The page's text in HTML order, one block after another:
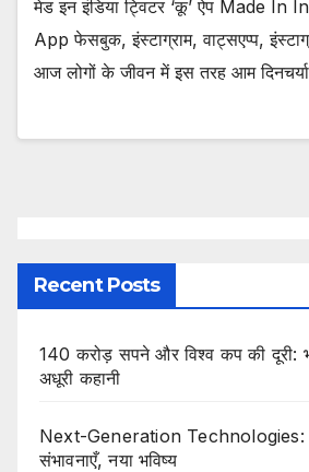
मेड इन इंडिया ट्विटर ‘कू’ ऐप Made In
App फेसबुक, इंस्टाग्राम, वाट्सएप्प,
आज लोगों के जीवन में इस तरह आम
Recent Posts
140 करोड़ सपने और विश्व कप की दूरी:
अधूरी कहानी
Next-Generation Technologies:
संभावनाएँ, नया भविष्य